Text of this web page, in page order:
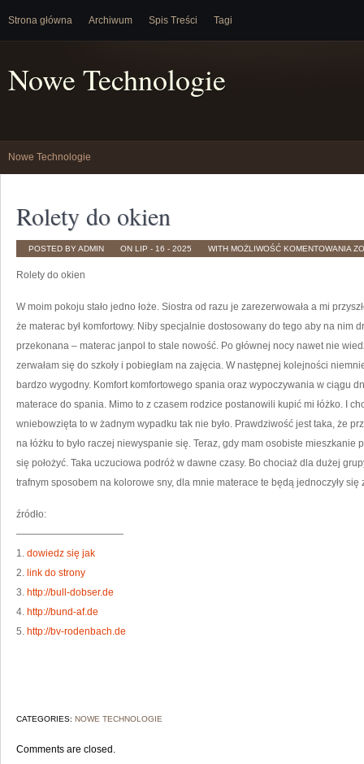
Strona główna Archiwum Spis Treści Tagi
Nowe Technologie
Nowe Technologie
Rolety do okien
POSTED BY ADMIN ON LIP - 16 - 2025 WITH MOŻLIWOŚĆ KOMENTOWANIA
DO
Rolety do okien
W moim pokoju stało jedno łoże. Siostra od razu je zarezerwowała a mi
że materac był komfortowy. Niby specjalnie dostosowany do tego aby na nim
przekonana – materac janpol to stale nowość. Po głównej nocy nawet nie
zerwałam się do szkoły i pobiegłam na zajęcia. W następnej kolejności
bardzo wygodny. Komfort komfortowego spania oraz wypoczywania w ciągu
materace do spania. Mimo to z czasem rodzice postanowili kupić mi łóżko. I
wniebowzięta to w żadnym wypadku tak nie było. Prawdziwość jest taka, że
na łóżku to było raczej niewyspanie się. Teraz, gdy mam osobiste mieszkanie
się położyć. Taka uczuciowa podróż w dawne czasy. Bo chociaż dla dużej
trafnym sposobem na kolorowe sny, dla mnie materace te będą jednoczyły
źródło:
———————————
1. dowiedz się jak
2. link do strony
3. http://bull-dobser.de
4. http://bund-af.de
5. http://bv-rodenbach.de
CATEGORIES: NOWE TECHNOLOGIE
Comments are closed.